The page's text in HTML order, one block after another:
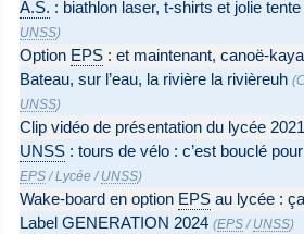
A.S. : biathlon laser, t-shirts et jolie tente
UNSS)
Option EPS : et maintenant, canoë-
Bateau, sur l’eau, la rivière la rivièreuh (
UNSS)
Clip vidéo de présentation du lycée 2021
UNSS : tours de vélo : c’est bouclé
EPS /Lycée / UNSS)
Wake-board en option EPS au lycée :
Label GENERATION 2024 (EPS / UNSS)